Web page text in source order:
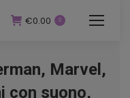
€0.00 0
Marvel,
con suono,